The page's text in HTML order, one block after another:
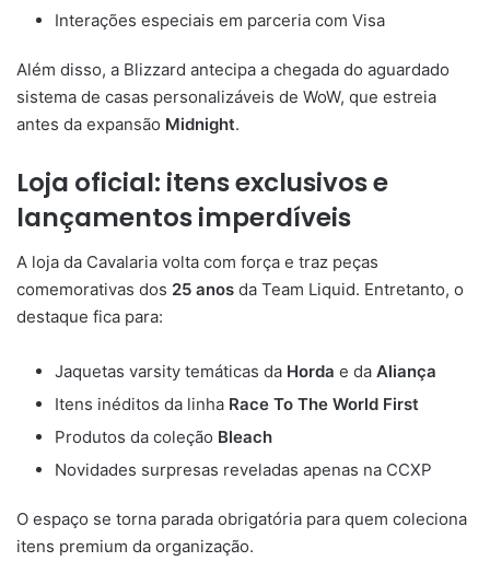
Interações especiais em parceria com Visa
Além disso, a Blizzard antecipa a chegada do aguardado
sistema de casas personalizáveis de WoW, que estreia
antes da expansão Midnight.
Loja oficial: itens exclusivos e
lançamentos imperdíveis
A loja da Cavalaria volta com força e traz peças
comemorativas dos 25 anos da Team Liquid. Entretanto, o
destaque fica para:
Jaquetas varsity temáticas da Horda e da Aliança
Itens inéditos da linha Race To The World First
Produtos da coleção Bleach
Novidades surpresas reveladas apenas na CCXP
O espaço se torna parada obrigatória para quem coleciona
itens premium da organização.